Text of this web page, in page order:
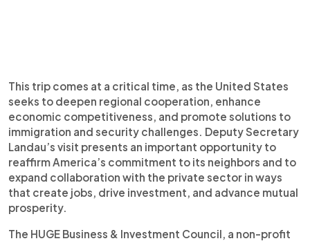
This trip comes at a critical time, as the United States
seeks to deepen regional cooperation, enhance
economic competitiveness, and promote solutions to
immigration and security challenges. Deputy Secretary
Landau’s visit presents an important opportunity to
reaffirm America’s commitment to its neighbors and to
expand collaboration with the private sector in ways
that create jobs, drive investment, and advance mutual
prosperity.
The HUGE Business & Investment Council, a non-profit